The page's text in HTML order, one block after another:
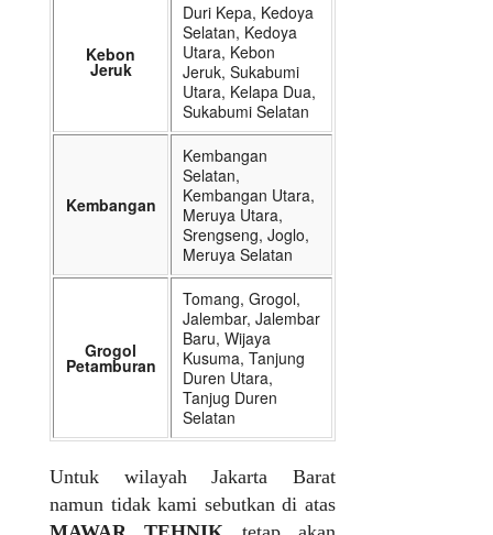
Kebon
Jeruk
Duri Kepa, Kedoya
Selatan, Kedoya
Utara, Kebon
Jeruk, Sukabumi
Utara, Kelapa Dua,
Sukabumi Selatan
Kembangan
Kembangan
Selatan,
Kembangan Utara,
Meruya Utara,
Srengseng, Joglo,
Meruya Selatan
Grogol
Petamburan
Tomang, Grogol,
Jalembar, Jalembar
Baru, Wijaya
Kusuma, Tanjung
Duren Utara,
Tanjug Duren
Selatan
Untuk wilayah Jakarta Barat
namun tidak kami sebutkan di atas